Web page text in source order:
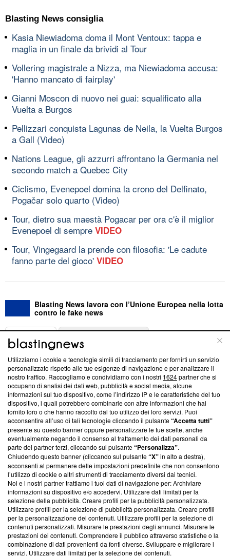
Blasting News consiglia
Kasia Niewiadoma doma il Mont Ventoux: tappa e
maglia in un finale da brividi al Tour
Vollering magistrale a Nizza, ma Niewiadoma accusa:
'Hanno mancato di fairplay'
Gianni Moscon di nuovo nei guai: squalificato alla
Vuelta a Burgos
Pellizzari conquista Lagunas de Neila, la Vuelta Burgos
a Gall (Video)
Nations League, gli azzurri affrontano la Germania nel
secondo match a Quebec City
Ciclismo, Evenepoel domina la crono del Delfinato,
Pogačar solo quarto (Video)
Tour, dietro sua maestà Pogacar per ora c'è il miglior
Evenepoel di sempre VIDEO
Tour, Vingegaard la prende con filosofia: 'Le cadute
fanno parte del gioco' VIDEO
Blasting News lavora con l’Unione Europea nella lotta
contro le fake news
ABOUT
Questa sezione offre informazioni trasparenti su Blasting
News, sui nostri processi editoriali e su come ci impegniamo a
creare news di qualità. Inoltre, afferma la nostra aderenza a
‘Trust Project - News with Integrity’Blasting News non è
ancora membro del programma, ma ha richiesto di farne
parte; Trust Project non ha ancora effettuato una verifica di
conformità agli standard.
Su di noi
Team editoriale
Corporate
Redazione
Informativa Privacy
Cookie Policy
Utilizziamo i cookie e tecnologie simili di tracciamento per fornirti un servizio
personalizzato rispetto alle tue esigenze di navigazione e per analizzare il
nostro traffico. Raccogliamo e condividiamo con i nostri 1624partner che si
occupano di analisi dei dati web, pubblicità e social media, alcune
informazioni sul tuo dispositivo, come l’indirizzo IP e le caratteristiche del tuo
dispositivo, i quali potrebbero combinarle con altre informazioni che hai
fornito loro o che hanno raccolto dal tuo utilizzo dei loro servizi. Puoi
acconsentire all’uso di tali tecnologie cliccando il pulsante“Accetta tutti”
presente su questo banner oppure personalizzare le tue scelte, anche
eventualmente negando il consenso al trattamento dei dati personali da
parte dei partner terzi, cliccando sul pulsante“Personalizza”.
Chiudendo questo banner (cliccando sul pulsante“X”in alto a destra),
acconsenti al permanere delle impostazioni predefinite che non consentono
l’utilizzo di cookie o altri strumenti di tracciamento diversi dai tecnici.
Noi e i nostri partner trattiamo i tuoi dati di navigazione per: Archiviare
informazioni su dispositivo e/o accedervi. Utilizzare dati limitati per la
selezione della pubblicità. Creare profili per la pubblicità personalizzata.
Utilizzare profili per la selezione di pubblicità personalizzata. Creare profili
per la personalizzazione dei contenuti. Utilizzare profili per la selezione di
contenuti personalizzati. Misurare le prestazioni degli annunci. Misurare le
prestazioni dei contenuti. Comprendere il pubblico attraverso statistiche o la
combinazione di dati provenienti da fonti diverse. Sviluppare e migliorare i
servizi. Utilizzare dati limitati per la selezione dei contenuti.